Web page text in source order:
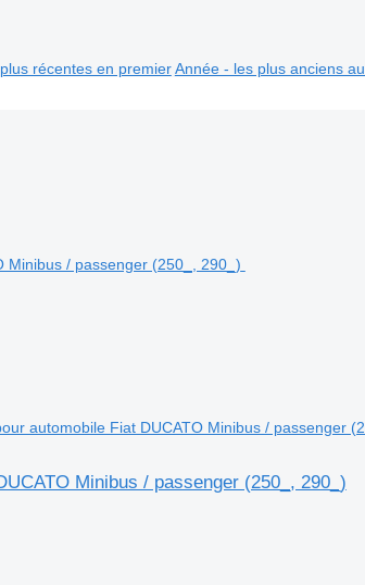
récentes en premier Année - les plus anciens
automobile Fiat DUCATO Minibus / passenger
Minibus / passenger (250_, 290_)